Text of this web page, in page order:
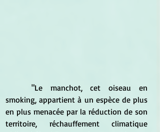
smoking, appartient à un espèce de plus
en plus menacée par la réduction de son
territoire, réchauffement climatique